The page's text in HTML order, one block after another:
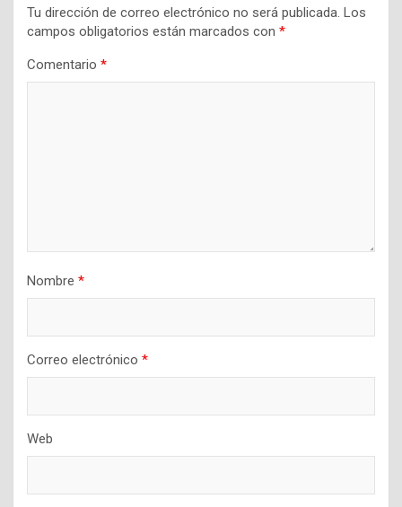
Tu dirección de correo electrónico no será publicada. Los
campos obligatorios están marcados con *
Comentario *
Nombre *
Correo electrónico *
Web